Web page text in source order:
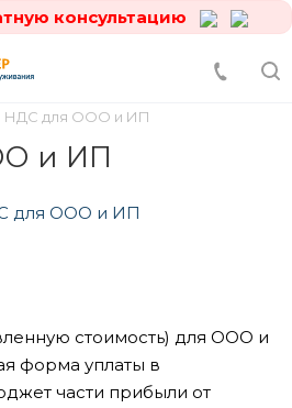
консультацию
НДС для ООО и ИП
и ИП
стоимость) для ООО и
форма уплаты в
части прибыли от